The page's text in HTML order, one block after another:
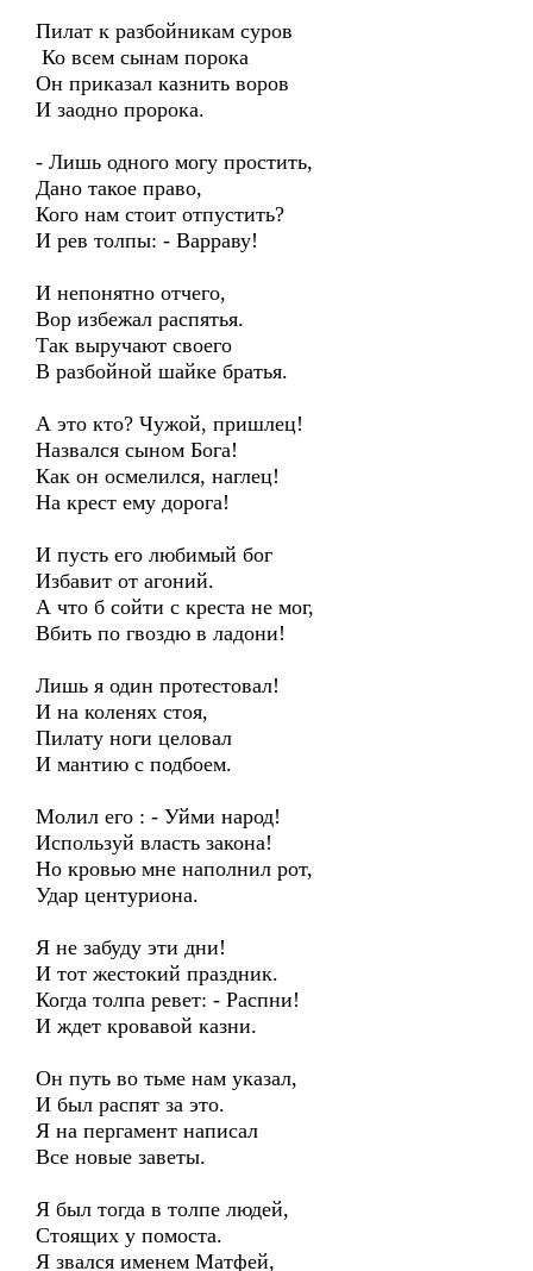
Пилат к разбойникам суров
Ко всем сынам порока
Он приказал казнить воров
И заодно пророка.
- Лишь одного могу простить,
Дано такое право,
Кого нам стоит отпустить?
И рев толпы: - Варраву!
И непонятно отчего,
Вор избежал распятья.
Так выручают своего
В разбойной шайке братья.
А это кто? Чужой, пришлец!
Назвался сыном Бога!
Как он осмелился, наглец!
На крест ему дорога!
И пусть его любимый бог
Избавит от агоний.
А что б сойти с креста не мог,
Вбить по гвоздю в ладони!
Лишь я один протестовал!
И на коленях стоя,
Пилату ноги целовал
И мантию с подбоем.
Молил его : - Уйми народ!
Используй власть закона!
Но кровью мне наполнил рот,
Удар центуриона.
Я не забуду эти дни!
И тот жестокий праздник.
Когда толпа ревет: - Распни!
И ждет кровавой казни.
Он путь во тьме нам указал,
И был распят за это.
Я на пергамент написал
Все новые заветы.
Я был тогда в толпе людей,
Стоящих у помоста.
Я звался именем Матфей,